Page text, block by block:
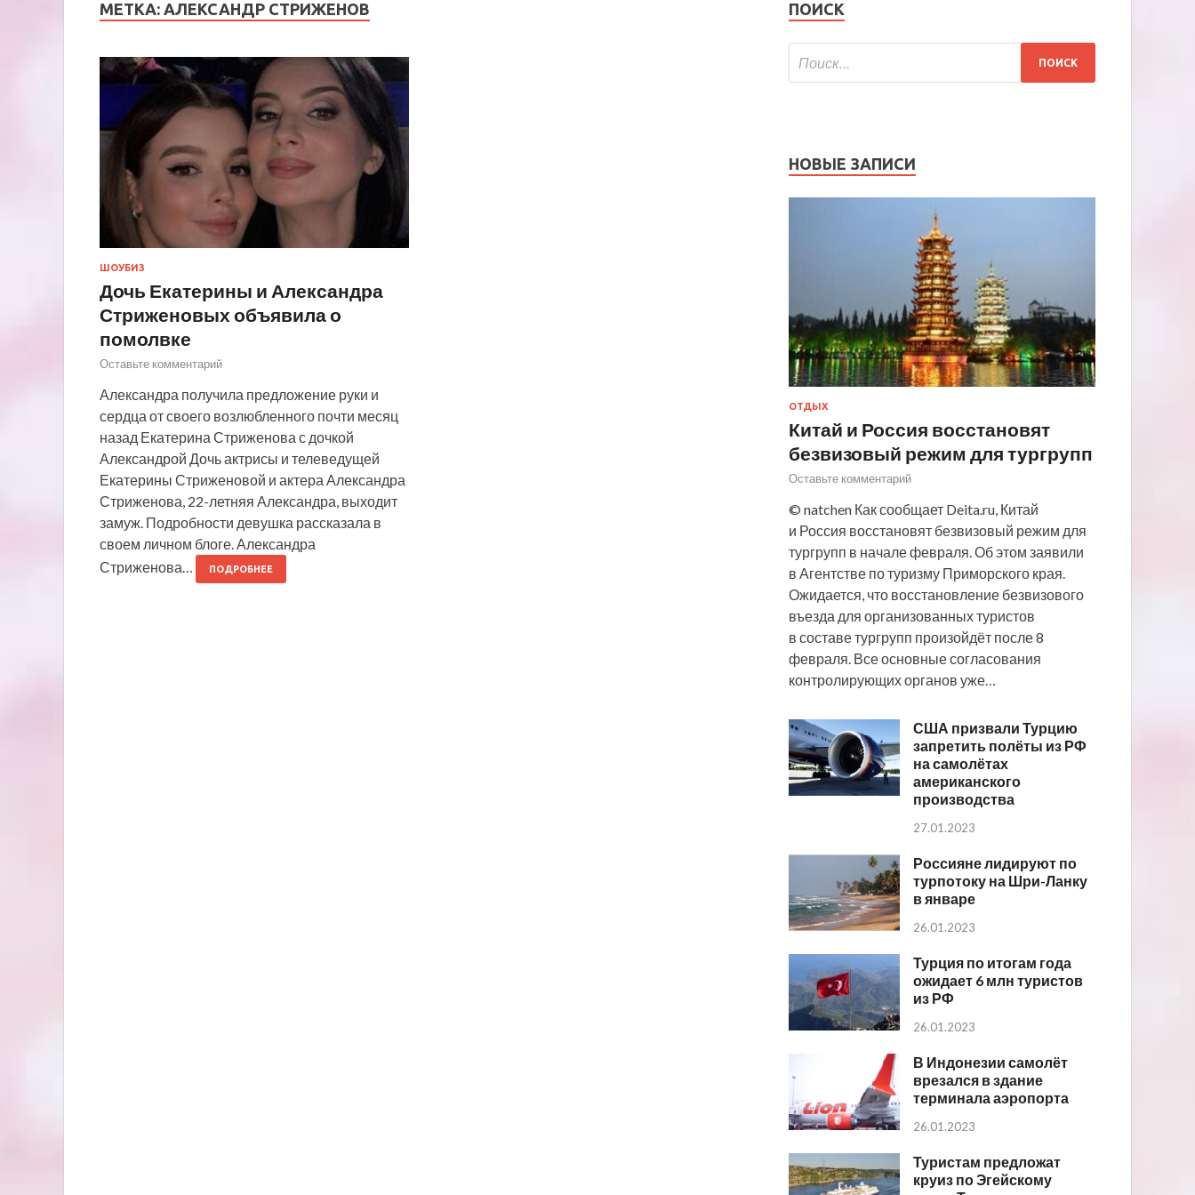
МЕТКА: АЛЕКСАНДР СТРИЖЕНОВ
ШОУБИЗ
Дочь Екатерины и Александра
Стриженовых объявила о
помолвке
Оставьте комментарий
Александра получила предложение руки и
сердца от своего возлюбленного почти месяц
назад Екатерина Стриженова с дочкой
Александрой Дочь актрисы и телеведущей
Екатерины Стриженовой и актера Александра
Стриженова, 22-летняя Александра, выходит
замуж. Подробности девушка рассказала в
своем личном блоге. Александра
Стриженова…
ПОДРОБНЕЕ
ПОИСК
НОВЫЕ ЗАПИСИ
ОТДЫХ
Китай и Россия восстановят
безвизовый режим для тургрупп
Оставьте комментарий
© natchen Как сообщает Deita.ru, Китай
и Россия восстановят безвизовый режим для
тургрупп в начале февраля. Об этом заявили
в Агентстве по туризму Приморского края.
Ожидается, что восстановление безвизового
въезда для организованных туристов
в составе тургрупп произойдёт после 8
февраля. Все основные согласования
контролирующих органов уже…
США призвали Турцию
запретить полёты из РФ
на самолётах
американского
производства
27.01.2023
Россияне лидируют по
турпотоку на Шри-Ланку
в январе
26.01.2023
Турция по итогам года
ожидает 6 млн туристов
из РФ
26.01.2023
В Индонезии самолёт
врезался в здание
терминала аэропорта
26.01.2023
Туристам предложат
круиз по Эгейскому